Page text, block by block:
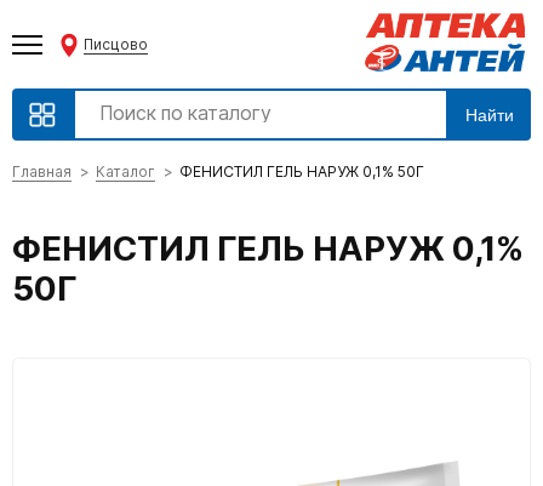
Писцово
Найти
Главная Каталог ФЕНИСТИЛ ГЕЛЬ НАРУЖ 0,1% 50Г
ФЕНИСТИЛ ГЕЛЬ НАРУЖ 0,1%
50Г